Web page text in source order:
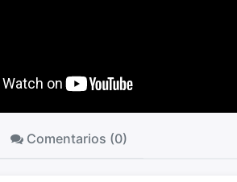
Comentarios (0)